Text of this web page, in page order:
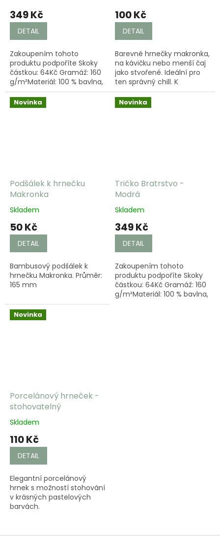
349 Kč
DETAIL
Zakoupením tohoto
produktu podpoříte Skoky
částkou: 64Kč Gramáž: 160
g/m²Materiál: 100 % bavlna,
silikonová úprava
100 Kč
DETAIL
Barevné hrnečky makronka,
na kávičku nebo menší čaj
jako stvořené. Ideální pro
ten správný chill. K
hrnečkům krásně pasuje
bambusový podšálek, který
je potřeba objednat...
Novinka
Podšálek k hrnečku
Makronka
Skladem
50 Kč
DETAIL
Bambusový podšálek k
hrnečku Makronka. Průměr:
165 mm
Novinka
Tričko Bratrstvo -
Modrá
Skladem
349 Kč
DETAIL
Zakoupením tohoto
produktu podpoříte Skoky
částkou: 64Kč Gramáž: 160
g/m²Materiál: 100 % bavlna,
Novinka
Porcelánový hrneček -
stohovatelný
Skladem
110 Kč
DETAIL
Elegantní porcelánový
hrnek s možností stohování
v krásných pastelových
barvách.